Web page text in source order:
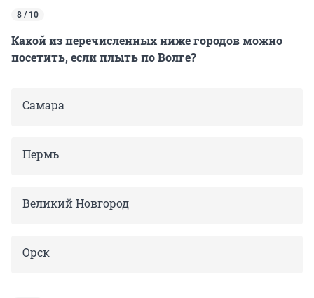
8 / 10
Какой из перечисленных ниже городов можно
посетить, если плыть по Волге?
Самара
Пермь
Великий Новгород
Орск